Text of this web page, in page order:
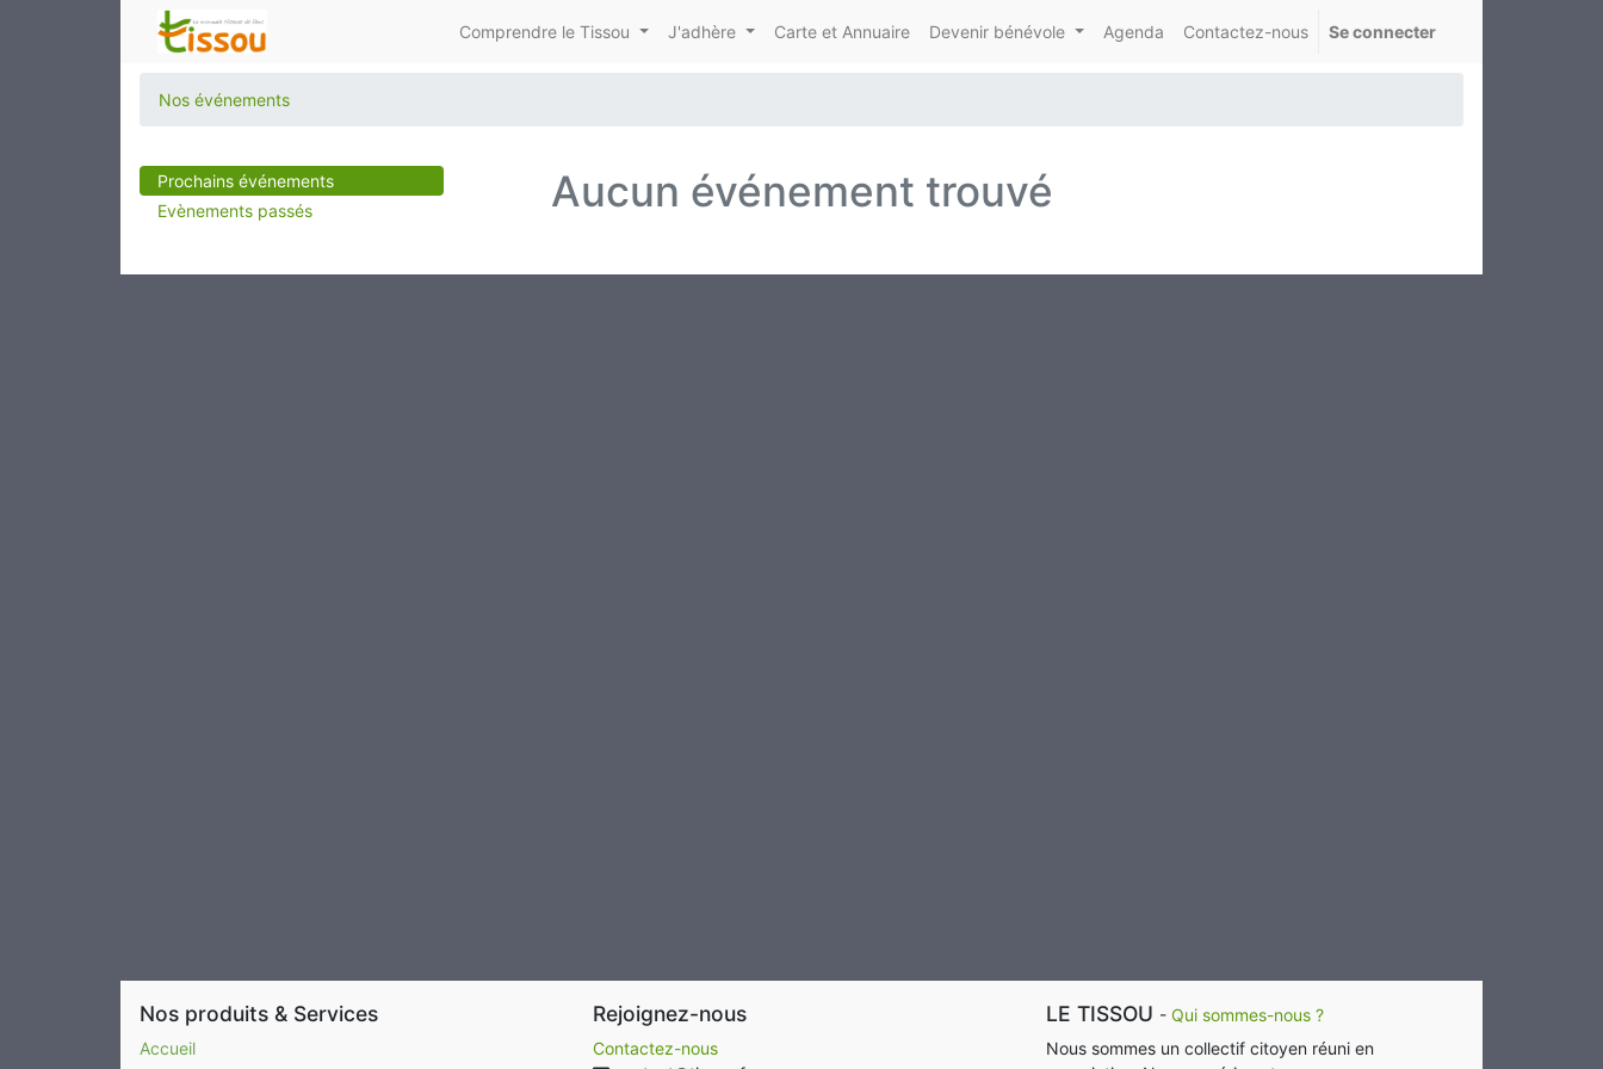
Comprendre le Tissou J'adhère Carte et Annuaire Devenir bénévole Agenda Contactez-nous Se connecter
Nos événements
Prochains événements
Evènements passés
Aucun événement trouvé
Nos produits & Services
Accueil
Rejoignez-nous
Contactez-nous
LE TISSOU - Qui sommes-nous ?
Nous sommes un collectif citoyen réuni en